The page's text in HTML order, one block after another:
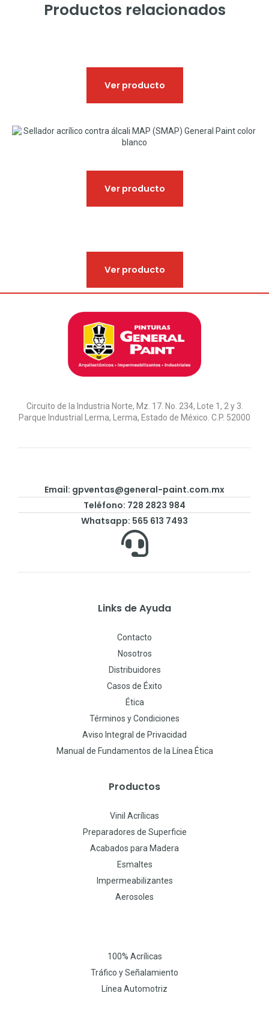
Productos relacionados
Ver producto
Ver producto
Ver producto
Circuito de la Industria Norte, Mz. 17. No. 234, Lote 1, 2 y 3.
Parque Industrial Lerma, Lerma, Estado de México. C.P. 52000
Email: gpventas@general-paint.com.mx
Teléfono: 728 2823 984
Whatsapp: 565 613 7493
Links de Ayuda
Contacto
Nosotros
Distribuidores
Casos de Éxito
Ética
Términos y Condiciones
Aviso Integral de Privacidad
Manual de Fundamentos de la Línea Ética
Productos
Vinil Acrílicas
Preparadores de Superficie
Acabados para Madera
Esmaltes
Impermeabilizantes
Aerosoles
100% Acrílicas
Tráfico y Señalamiento
Línea Automotriz